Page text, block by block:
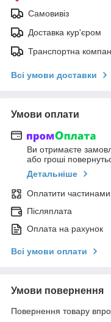
Самовивіз
Доставка кур'єром
Транспортна
Всі умови доставки
Умови оплати
Ви отримаєте
або гроші
Детальніше
Оплатити частинами
Післяплата
Оплата на рахунок
Всі умови оплати
Умови повернення
Повернення товару